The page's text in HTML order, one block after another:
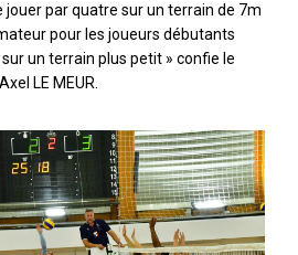
jouer par quatre sur un terrain de 7m
pour les joueurs débutants
un terrain plus petit » confie le
LE MEUR.